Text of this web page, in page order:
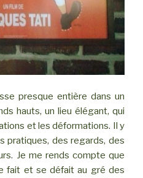
presque entière dans un
hauts, un lieu élégant, qui
et les déformations. Il y
pratiques, des regards, des
Je me rends compte que
fait et se défait au gré des